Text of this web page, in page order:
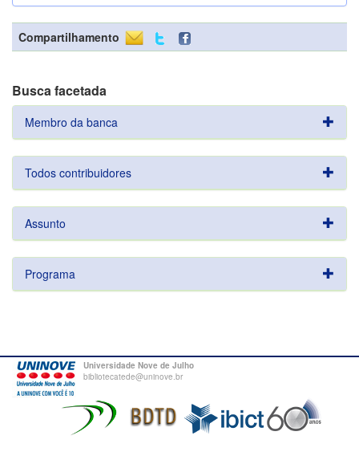
Compartilhamento
Busca facetada
Membro da banca
Todos contribuidores
Assunto
Programa
Universidade Nove de Julho
bibliotecatede@uninove.br